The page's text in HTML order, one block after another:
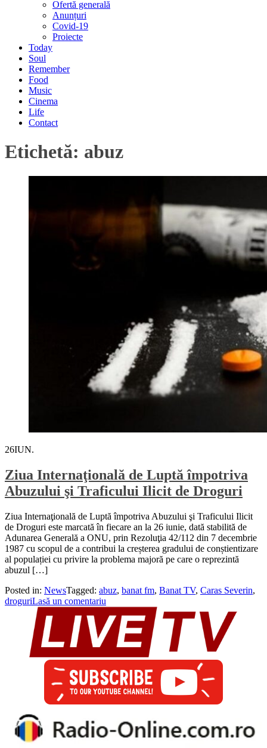
Ofertă generală
Anunțuri
Covid-19
Proiecte
Today
Soul
Remember
Food
Music
Cinema
Life
Contact
Etichetă: abuz
26IUN.
Ziua Internaţională de Luptă împotriva
Abuzului şi Traficului Ilicit de Droguri
Ziua Internaţională de Luptă împotriva Abuzului şi Traficului Ilicit
de Droguri este marcată în fiecare an la 26 iunie, dată stabilită de
Adunarea Generală a ONU, prin Rezoluţia 42/112 din 7 decembrie
1987 cu scopul de a contribui la creșterea gradului de conștientizare
al populației cu privire la problema majoră pe care o reprezintă
abuzul […]
Posted in: NewsTagged: abuz, banat fm, Banat TV, Caras Severin,
droguriLasă un comentariu